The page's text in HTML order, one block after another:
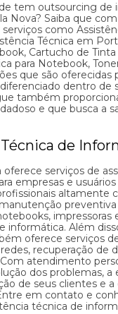
tem outsourcing de
Nova? Saiba que
como
Técnica em
Cartucho de Tinta
para Notebook,
que são oferecidas
dentro de
também
e que busca a
de
serviços de
empresas e
altamente
impressoras
informática. Além
oferece serviços
recuperação de
atendimento
dos problemas, a
de seus clientes e
em contato e
técnica de